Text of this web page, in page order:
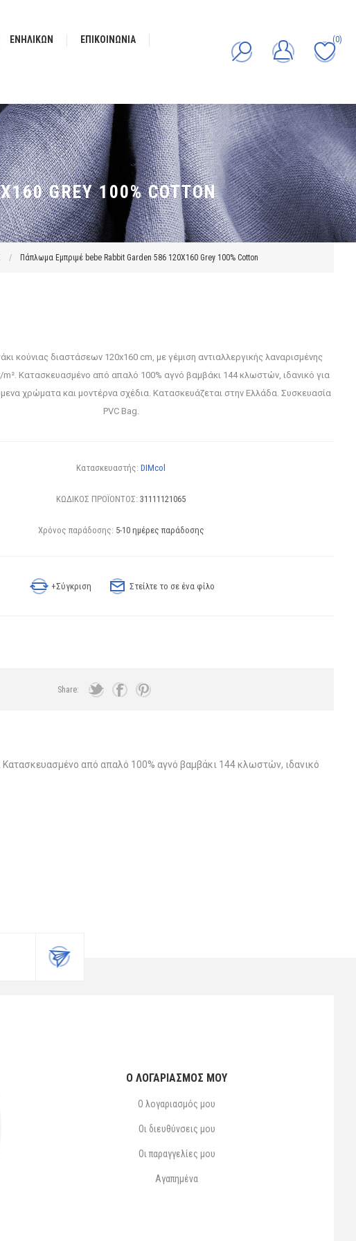
ΕΝΗΛΙΚΩΝ ΕΠΙΚΟΙΝΩΝΊΑ (0)
/ Πάπλωμα Εμπριμέ bebe Rabbit Garden 586 120X160 Grey 100% Cotton
GREY 100% COTTON
κούνιας διαστάσεων 120x160 cm, με γέμιση αντιαλλεργικής λαναρισμένης
Κατασκευασμένο από απαλό 100% αγνό βαμβάκι 144 κλωστών, ιδανικό για
χρώματα και μοντέρνα σχέδια. Κατασκευάζεται στην Ελλάδα. Συσκευασία
PVC Bag.
Κατασκευαστής: DIMcol
ΚΩΔΙΚΟΣ ΠΡΟΪΟΝΤΟΣ: 31111121065
Χρόνος παράδοσης: 5-10 ημέρες παράδοσης
+Σύγκριση Στείλτε το σε ένα φίλο
Share:
από απαλό 100% αγνό βαμβάκι 144 κλωστών, ιδανικό
Ο ΛΟΓΑΡΙΑΣΜΌΣ ΜΟΥ
Ο λογαριασμός μου
Οι διευθύνσεις μου
Οι παραγγελίες μου
Αγαπημένα